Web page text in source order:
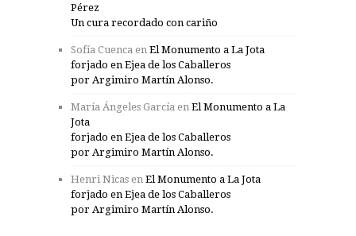
Pérez
Un cura recordado con cariño
Sofía Cuenca en El Monumento a La Jota
forjado en Ejea de los Caballeros
por Argimiro Martín Alonso.
María Ángeles García en El Monumento a La
Jota
forjado en Ejea de los Caballeros
por Argimiro Martín Alonso.
Henri Nicas en El Monumento a La Jota
forjado en Ejea de los Caballeros
por Argimiro Martín Alonso.